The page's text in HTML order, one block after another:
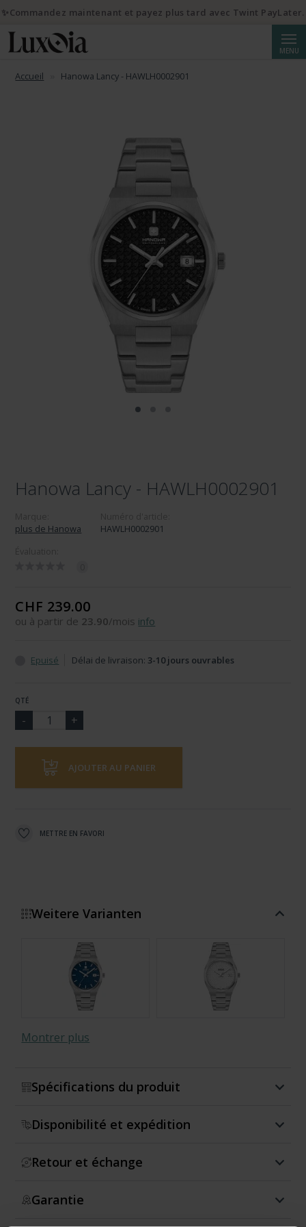
MENU
Accueil Hanowa Lancy - HAWLH0002901
Hanowa Lancy - HAWLH0002901
plus de Hanowa
HAWLH0002901
CHF 239.00
ou à partir de 23.90/mois info
Epuisé Délai de livraison: 3-10 jours ouvrables
QTÉ
AJOUTER AU PANIER
METTRE EN FAVORI
Weitere Varianten
Montrer plus
Spécifications du produit
Disponibilité et expédition
Retour et échange
Garantie
✨Commandez maintenant et payez plus tard avec Twint PayLater.